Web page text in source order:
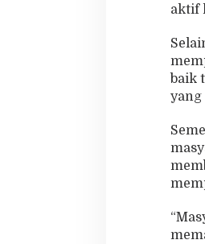
aktif
baik
yang